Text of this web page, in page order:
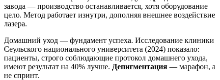
завода — производство останавливается, хотя оборудование
цело. Метод работает изнутри, дополняя внешнее воздействие
лазера.
Домашний уход — фундамент успеха. Исследование клиники
Сеульского национального университета (2024) показало:
пациенты, строго соблюдающие протокол домашнего ухода,
имеют результат на 40% лучше. Депигментация — марафон, а
не спринт.